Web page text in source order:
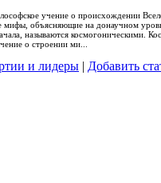
учение о происхождении
мифы, объясняющие на донаучном
называются космогоническими.
о строении ми...
и лидеры | Добавить